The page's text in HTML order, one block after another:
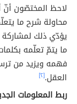
لاحظ المختصّون أنّ
محاولة شرح ما
يؤدّي ذلك لمشاركة
ما يتمّ تعلّمه
فهمه ويزيد من
العقل.[٢]
ربط المعلومات